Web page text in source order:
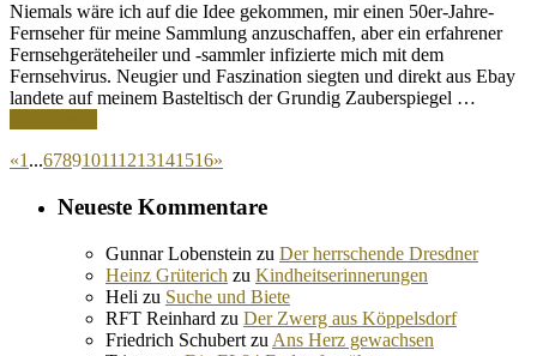
Niemals wäre ich auf die Idee gekommen, mir einen 50er-Jahre-
Fernseher für meine Sammlung anzuschaffen, aber ein erfahrener
Fernsehgeräteheiler und -sammler infizierte mich mit dem
Fernsehvirus. Neugier und Faszination siegten und direkt aus Ebay
landete auf meinem Basteltisch der Grundig Zauberspiegel …
«1 ...678910111213141516»
Neueste Kommentare
Gunnar Lobenstein zu Der herrschende Dresdner
Heinz Grüterich zu Kindheitserinnerungen
Heli zu Suche und Biete
RFT Reinhard zu Der Zwerg aus Köppelsdorf
Friedrich Schubert zu Ans Herz gewachsen